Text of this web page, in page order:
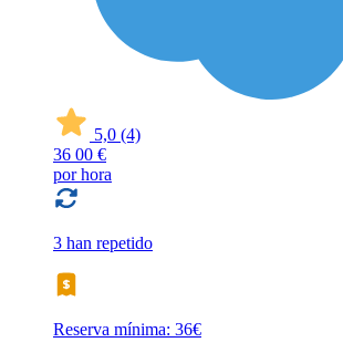
5,0 (4)
36 00 €
por hora
3 han repetido
Reserva mínima: 36€